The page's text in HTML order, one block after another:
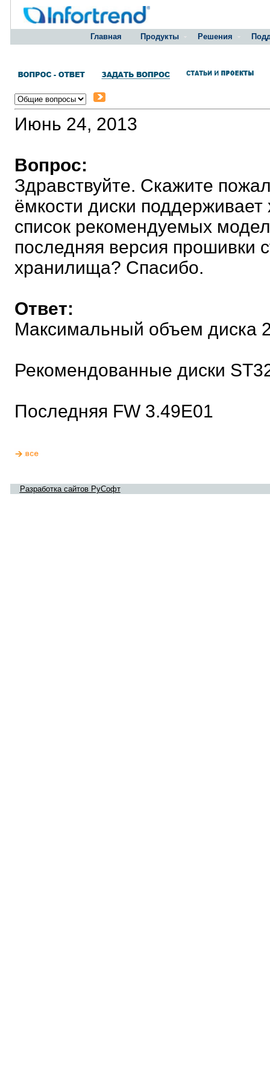
Главная Продукты Решения
Июнь 24, 2013
Вопрос:
Здравствуйте. Скажите
ёмкости диски
список рекомендуемых
последняя версия прошивки
хранилища? Спасибо.
Ответ:
Максимальный объем диска
Рекомендованные диски
Последняя FW 3.49E01
Разработка сайтов РуСофт